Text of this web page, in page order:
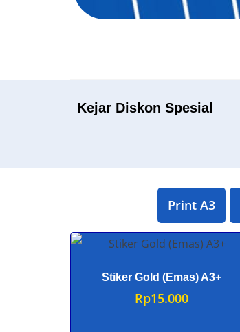
Kejar Diskon Spesial
Print A3
Stiker Gold (Emas) A3+
Rp15.000